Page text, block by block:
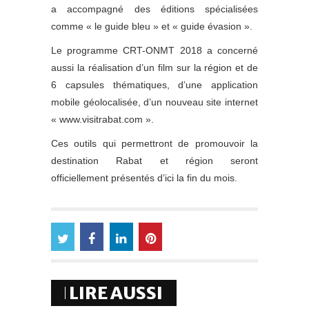
a accompagné des éditions spécialisées
comme « le guide bleu » et « guide évasion ».
Le programme CRT-ONMT 2018 a concerné
aussi la réalisation d’un film sur la région et de
6 capsules thématiques, d’une application
mobile géolocalisée, d’un nouveau site internet
« www.visitrabat.com ».
Ces outils qui permettront de promouvoir la
destination Rabat et région seront
officiellement présentés d’ici la fin du mois.
LIRE AUSSI